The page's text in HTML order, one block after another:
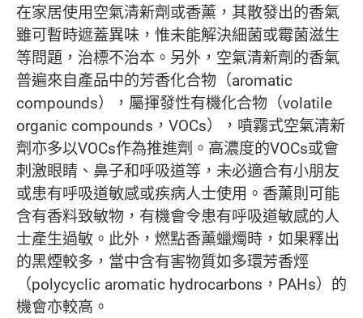
在家居使用空氣清新劑或香薰，其散發出的香氣
雖可暫時遮蓋異味，惟未能解決細菌或霉菌滋生
等問題，治標不治本。另外，空氣清新劑的香氣
普遍來自產品中的芳香化合物（aromatic
compounds），屬揮發性有機化合物（volatile
organic compounds，VOCs），噴霧式空氣清新
劑亦多以VOCs作為推進劑。高濃度的VOCs或會
刺激眼睛、鼻子和呼吸道等，未必適合有小朋友
或患有呼吸道敏感或疾病人士使用。香薰則可能
含有香料致敏物，有機會令患有呼吸道敏感的人
士產生過敏。此外，燃點香薰蠟燭時，如果釋出
的黑煙較多，當中含有害物質如多環芳香烴
（polycyclic aromatic hydrocarbons，PAHs）的
機會亦較高。